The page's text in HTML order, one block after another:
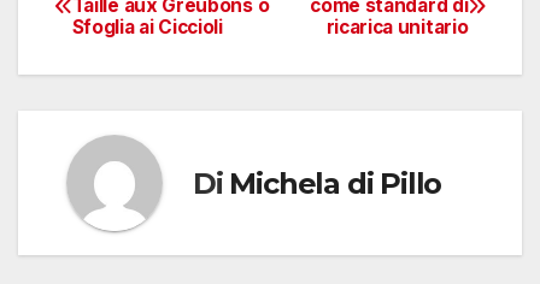
articoli
come standard di
ricarica unitario
Taillé aux Greubons o
Sfoglia ai Ciccioli
Di Michela di Pillo